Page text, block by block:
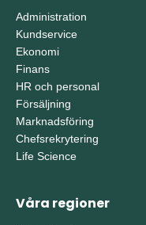
Administration
Kundservice
Ekonomi
Finans
HR och personal
Försäljning
Marknadsföring
Chefsrekrytering
Life Science
Våra regioner